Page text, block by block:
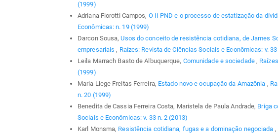
(1999)
Adriana Fiorotti Campos, O II PND e o processo de estatização da
Econômicas: n. 19 (1999)
Darcon Sousa,Usos do conceito de resistência cotidiana, de James
empresariais, Raízes: Revista de Ciências Sociais e Econômicas: v.
Leila Marrach Basto de Albuquerque, Comunidade e sociedade ,
(1999)
Maria Liege Freitas Ferreira, Estado novo e ocupação da Amazônia ,
n. 20 (1999)
Benedita de Cassia Ferreira Costa, Maristela de Paula Andrade, Briga
Sociais e Econômicas: v. 33 n. 2 (2013)
Karl Monsma, Resistência cotidiana, fugas e a dominação negociada ,